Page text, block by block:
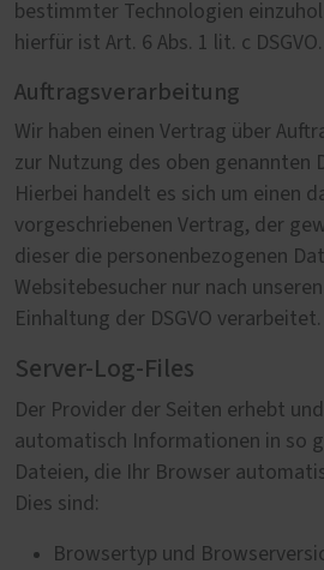
bestimmter Technologien
hierfür ist Art. 6 Abs. 1 lit. c DSGVO.
Auftragsverarbeitung
Wir haben einen Vertrag über
zur Nutzung des oben genannten
Hierbei handelt es sich um einen
vorgeschriebenen Vertrag, der
dieser die personenbezogenen
Websitebesucher nur nach
Einhaltung der DSGVO verarbeitet.
Server-Log-Files
Der Provider der Seiten erhebt
automatisch Informationen in so
Dateien, die Ihr Browser
Dies sind:
Browsertyp und